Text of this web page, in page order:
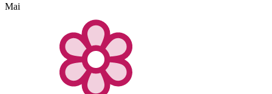
Mai